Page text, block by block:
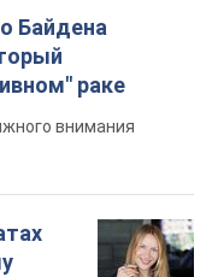
Байдена
раке
внимания